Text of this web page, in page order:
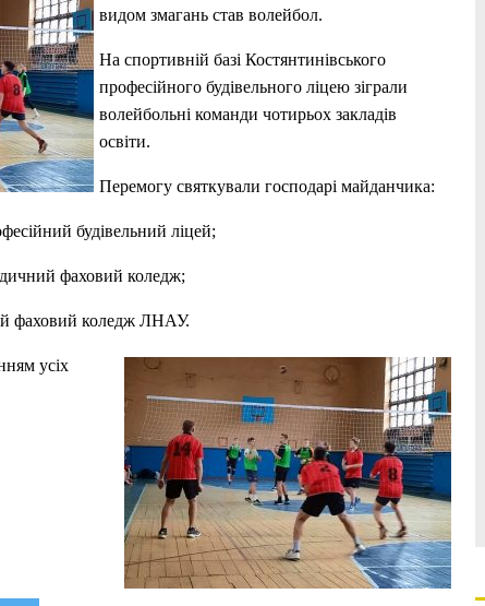
видом змагань став волейбол.
На спортивній базі Костянтинівського
професійного будівельного ліцею зіграли
волейбольні команди чотирьох закладів
освіти.
Перемогу святкували господарі майданчика:
будівельний ліцей;
фаховий коледж;
фаховий коледж ЛНАУ.
усіх